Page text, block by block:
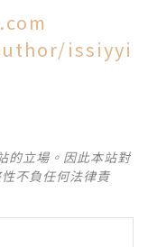
issiyyi
的立場。因此本站對
不負任何法律責